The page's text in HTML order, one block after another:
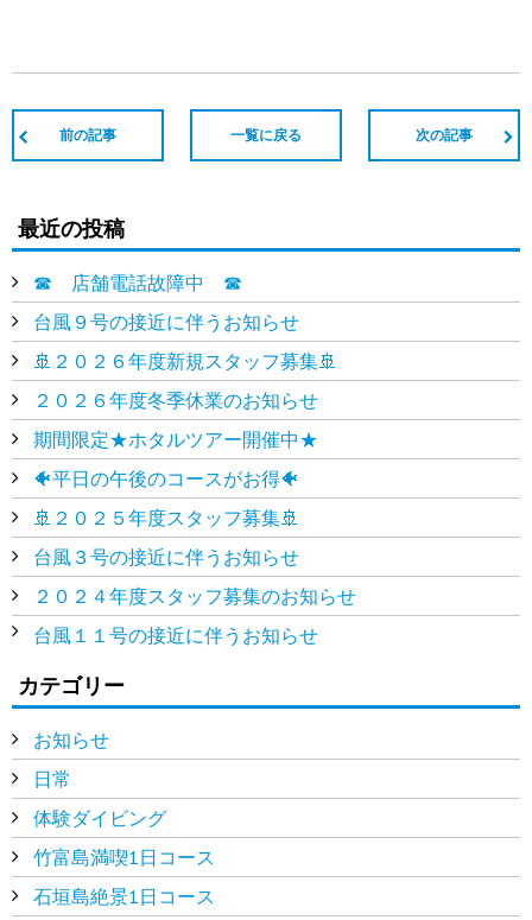
前の記事 一覧に戻る 次の記事
最近の投稿
☎ 店舗電話故障中 ☎
台風９号の接近に伴うお知らせ
🚢２０２６年度新規スタッフ募集🚢
２０２６年度冬季休業のお知らせ
期間限定★ホタルツアー開催中★
🐠平日の午後のコースがお得🐠
🚢２０２５年度スタッフ募集🚢
台風３号の接近に伴うお知らせ
２０２４年度スタッフ募集のお知らせ
台風１１号の接近に伴うお知らせ
カテゴリー
お知らせ
日常
体験ダイビング
竹富島満喫1日コース
石垣島絶景1日コース